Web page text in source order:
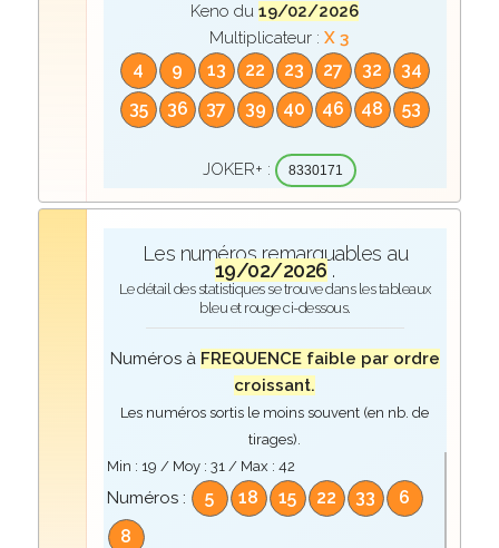
Keno du19/02/2026
Multiplicateur :X 3
4 9 13 22 23 27 32
34
35
36 37 39 40 46 48 53
JOKER+ : 8330171
Les numéros remarquables au
19/02/2026 .
Le détail des statistiques se trouve dans les tableaux
bleu et rouge ci-dessous.
Numéros à FREQUENCE faible par ordre
croissant.
Les numéros sortis le moins souvent (en nb. de
tirages).
Min : 19 / Moy : 31/ Max : 42
Numéros : 5 18 15 22 33
6
8